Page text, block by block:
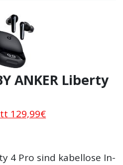
ANKER Liberty
129,99€
4 Pro sind kabellose In-